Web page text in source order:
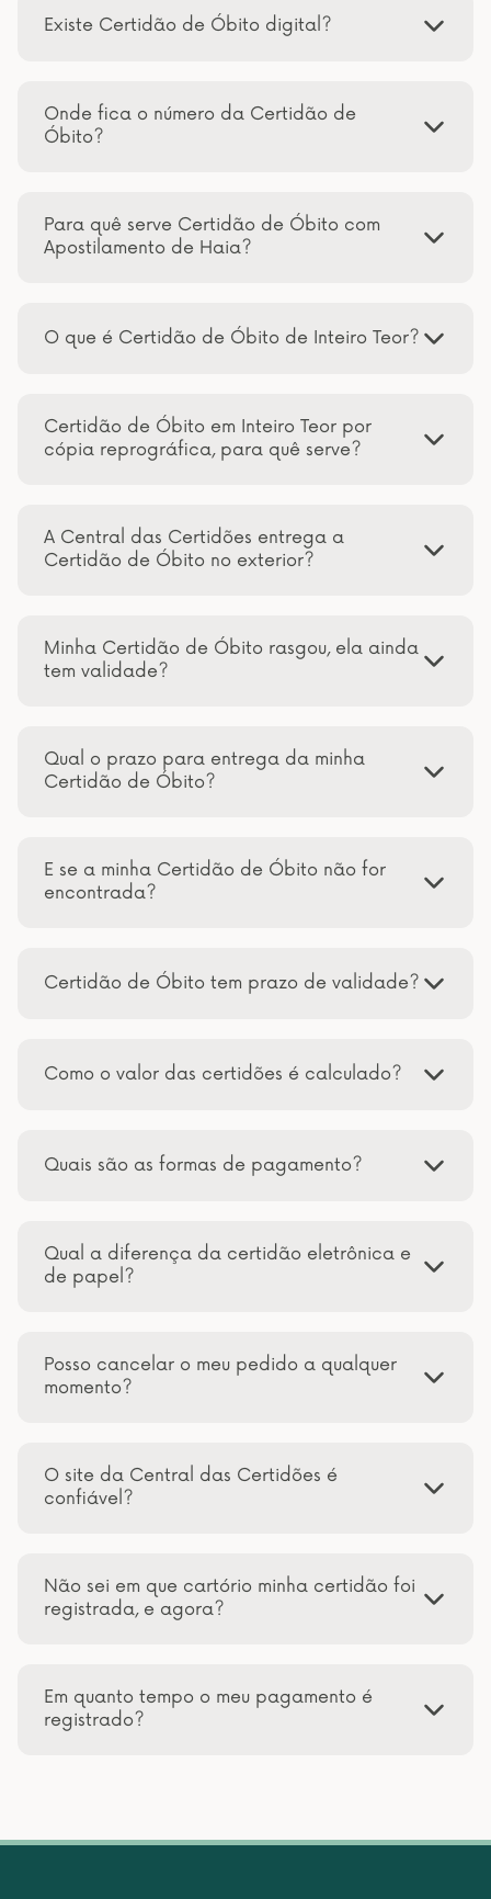
Existe Certidão de Óbito digital?
Onde fica o número da Certidão de
Óbito?
Para quê serve Certidão de Óbito com
Apostilamento de Haia?
O que é Certidão de Óbito de Inteiro Teor?
Certidão de Óbito em Inteiro Teor por
cópia reprográfica, para quê serve?
A Central das Certidões entrega a
Certidão de Óbito no exterior?
Minha Certidão de Óbito rasgou, ela ainda
tem validade?
Qual o prazo para entrega da minha
Certidão de Óbito?
E se a minha Certidão de Óbito não for
encontrada?
Certidão de Óbito tem prazo de validade?
Como o valor das certidões é calculado?
Quais são as formas de pagamento?
Qual a diferença da certidão eletrônica e
de papel?
Posso cancelar o meu pedido a qualquer
momento?
O site da Central das Certidões é
confiável?
Não sei em que cartório minha certidão foi
registrada, e agora?
Em quanto tempo o meu pagamento é
registrado?